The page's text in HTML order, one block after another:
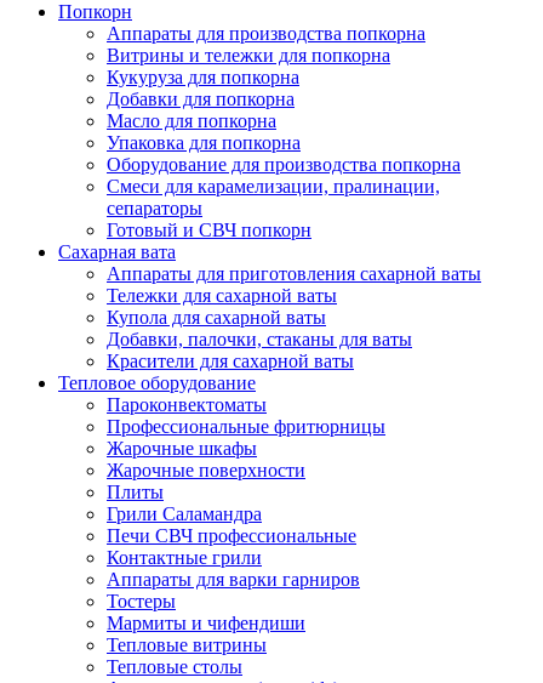
Попкорн
Аппараты для производства попкорна
Витрины и тележки для попкорна
Кукуруза для попкорна
Добавки для попкорна
Масло для попкорна
Упаковка для попкорна
Оборудование для производства попкорна
Смеси для карамелизации, пралинации,
сепараторы
Готовый и СВЧ попкорн
Сахарная вата
Аппараты для приготовления сахарной ваты
Тележки для сахарной ваты
Купола для сахарной ваты
Добавки, палочки, стаканы для ваты
Красители для сахарной ваты
Тепловое оборудование
Пароконвектоматы
Профессиональные фритюрницы
Жарочные шкафы
Жарочные поверхности
Плиты
Грили Саламандра
Печи СВЧ профессиональные
Контактные грили
Аппараты для варки гарниров
Тостеры
Мармиты и чифендиши
Тепловые витрины
Тепловые столы